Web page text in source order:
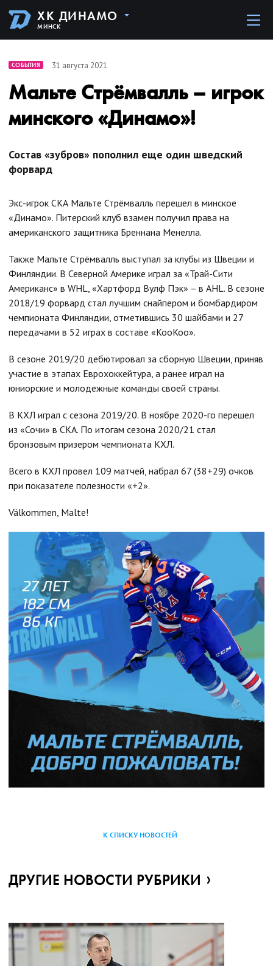
ХК ДИНАМО
МИНСК
СОБЫТИЯ 31 августа 2021
Мальте Стрёмвалль – игрок
минского «Динамо»!
Состав «зубров» пополнил еще один шведский
форвард
Экс-игрок СКА Мальте Стрёмвалль перешел в минское
«Динамо». Питерский клуб взамен получил права на
американского защитника Бреннана Менелла.
Также Мальте Стрёмвалль выступал за клубы из Швеции и
Финляндии. В Северной Америке играл за «Трай-Сити
Американс» в WHL, «Хартфорд Вулф Пэк» – в AHL. В сезоне
2018/19 форвард стал лучшим снайпером и бомбардиром
чемпионата Финляндии, отметившись 30 шайбами и 27
передачами в 52 играх в составе «КооКоо».
В сезоне 2019/20 дебютировал за сборную Швеции, приняв
участие в этапах Еврохоккейтура, а ранее играл на
юниорские и молодежные команды своей страны.
В КХЛ играл с сезона 2019/20. В ноябре 2020-го перешел
из «Сочи» в СКА. По итогам сезона 2020/21 стал
бронзовым призером чемпионата КХЛ.
Всего в КХЛ провел 109 матчей, набрал 67 (38+29) очков
при показателе полезности «+2».
Välkommen, Malte!
К СПИСКУ НОВОСТЕЙ
ДРУГИЕ НОВОСТИ РУБРИКИ